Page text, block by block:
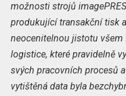
možnosti strojů
produkující transakční tisk
neocenitelnou jistotu
logistice, které pravidelně
svých pracovních procesů
vytištěná data byla